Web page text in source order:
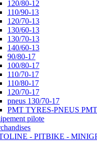
120/80-12
110/90-13
120/70-13
130/60-13
130/70-13
140/60-13
90/80-17
100/80-17
110/70-17
110/80-17
120/70-17
pneus 130/70-17
PMT TYRES-PNEUS PMT
pilote
- PITBIKE -